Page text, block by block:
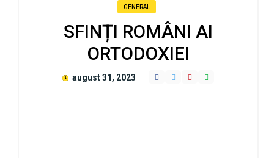
GENERAL
SFINȚI ROMÂNI AI
ORTODOXIEI
august 31, 2023